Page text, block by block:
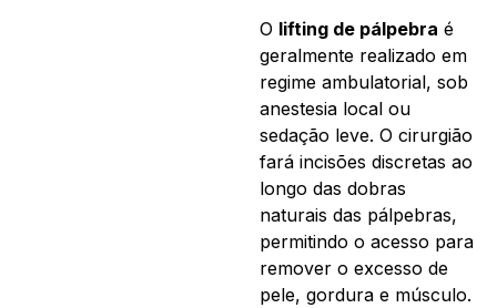
O lifting de pálpebra é
geralmente realizado em
regime ambulatorial, sob
anestesia local ou
sedação leve. O cirurgião
fará incisões discretas ao
longo das dobras
naturais das pálpebras,
permitindo o acesso para
remover o excesso de
pele, gordura e músculo.